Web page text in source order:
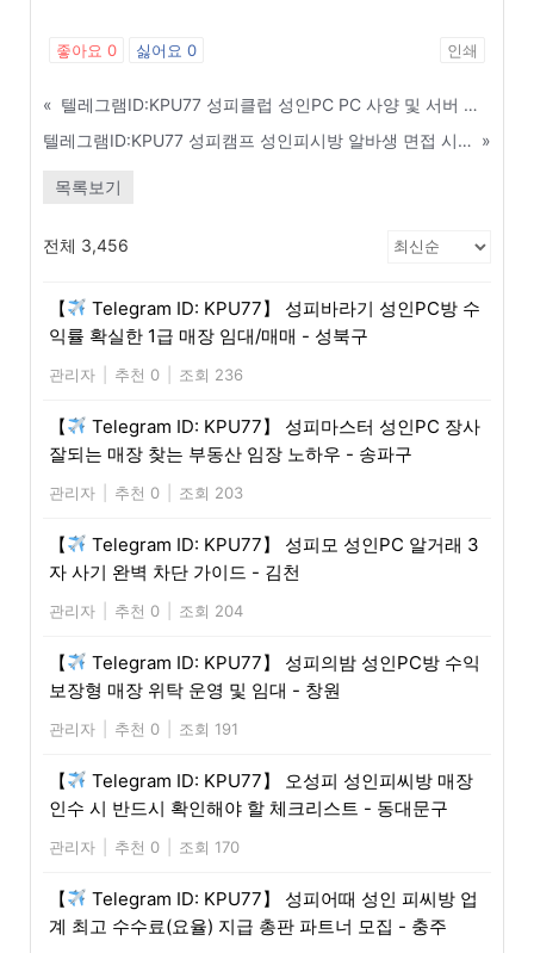
좋아요 0 싫어요 0 인쇄
«
텔레그램ID:KPU77 성피클럽 성인PC PC 사양 및 서버 구축 최저가 견적 공유 - 연천
텔레그램ID:KPU77 성피캠프 성인피시방 알바생 면접 시 꼭 물어봐야 할 질문 리스트 - 춘천
»
목록보기
전체 3,456
【
Telegram ID: KPU77】 성피바라기 성인PC방 수
익률 확실한 1급 매장 임대/매매 - 성북구
관리자 추천 0 조회 236
【
Telegram ID: KPU77】 성피마스터 성인PC 장사
잘되는 매장 찾는 부동산 임장 노하우 - 송파구
관리자 추천 0 조회 203
【
Telegram ID: KPU77】 성피모 성인PC 알거래 3
자 사기 완벽 차단 가이드 - 김천
관리자 추천 0 조회 204
【
Telegram ID: KPU77】 성피의밤 성인PC방 수익
보장형 매장 위탁 운영 및 임대 - 창원
관리자 추천 0 조회 191
【
Telegram ID: KPU77】 오성피 성인피씨방 매장
인수 시 반드시 확인해야 할 체크리스트 - 동대문구
관리자 추천 0 조회 170
【
Telegram ID: KPU77】 성피어때 성인 피씨방 업
계 최고 수수료(요율) 지급 총판 파트너 모집 - 충주